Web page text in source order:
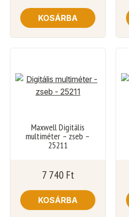
KOSÁRBA
Maxwell Digitális
multiméter – zseb –
25211
7 740 Ft
KOSÁRBA